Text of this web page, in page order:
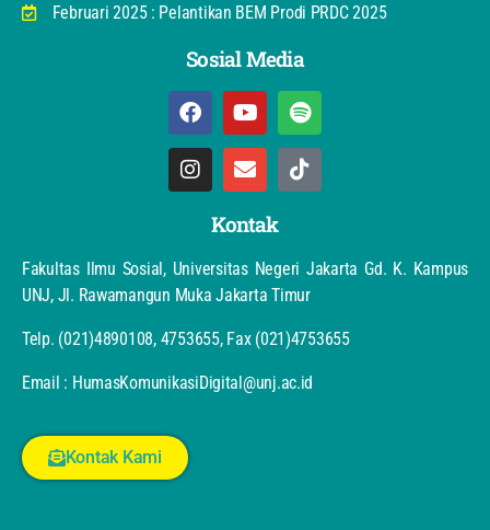
Februari 2025 : Pelantikan BEM Prodi PRDC 2025
Sosial Media
Kontak
Fakultas Ilmu Sosial, Universitas Negeri Jakarta Gd. K. Kampus
UNJ, Jl. Rawamangun Muka Jakarta Timur
Telp. (021)4890108, 4753655, Fax (021)4753655
Email : HumasKomunikasiDigital@unj.ac.id
Kontak Kami